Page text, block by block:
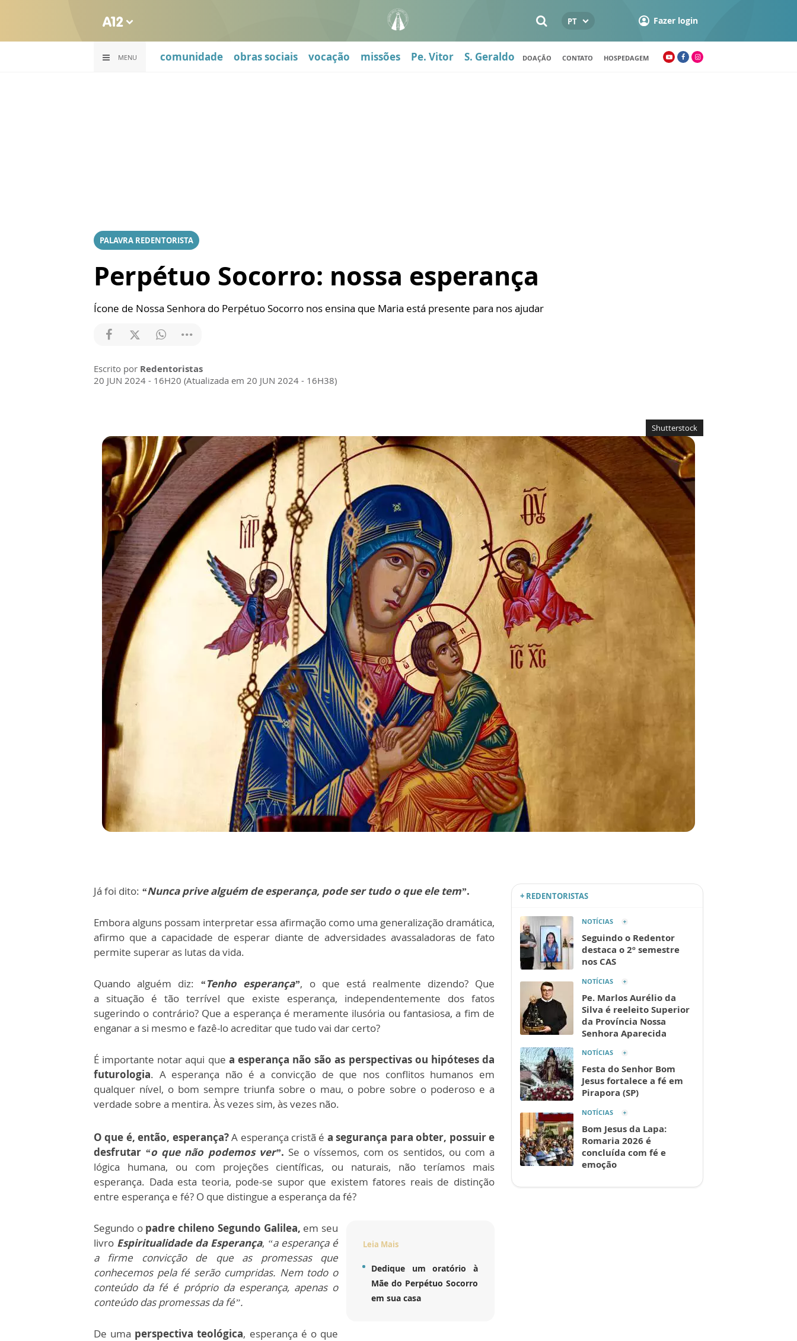
PT Fazer login
MENU comunidade obras sociais vocação missões Pe. Vitor S. Geraldo DOAÇÃO CONTATO HOSPEDAGEM
PALAVRA REDENTORISTA
Perpétuo Socorro: nossa esperança
Ícone de Nossa Senhora do Perpétuo Socorro nos ensina que Maria está presente para nos ajudar
Escrito por Redentoristas
20 JUN 2024 - 16H20 (Atualizada em 20 JUN 2024 - 16H38)
Shutterstock
Já foi dito: “Nunca prive alguém de esperança, pode ser tudo o que ele tem”.
Embora alguns possam interpretar essa afirmação como uma generalização dramática,
afirmo que a capacidade de esperar diante de adversidades avassaladoras de fato
permite superar as lutas da vida.
Quando alguém diz: “Tenho esperança”, o que está realmente dizendo? Que
a situação é tão terrível que existe esperança, independentemente dos fatos
sugerindo o contrário? Que a esperança é meramente ilusória ou fantasiosa, a fim de
enganar a si mesmo e fazê-lo acreditar que tudo vai dar certo?
É importante notar aqui que a esperança não são as perspectivas ou hipóteses da
futurologia. A esperança não é a convicção de que nos conflitos humanos em
qualquer nível, o bom sempre triunfa sobre o mau, o pobre sobre o poderoso e a
verdade sobre a mentira. Às vezes sim, às vezes não.
O que é, então, esperança?A esperança cristã é a segurança para obter, possuir e
desfrutar “o que não podemos ver”. Se o víssemos, com os sentidos, ou com a
lógica humana, ou com projeções científicas, ou naturais, não teríamos mais
esperança. Dada esta teoria, pode-se supor que existem fatores reais de distinção
entre esperança e fé? O que distingue a esperança da fé?
Leia Mais
Dedique um oratório à
Mãe do Perpétuo Socorro
em sua casa
Segundo o padre chileno Segundo Galilea, em seu
livro Espiritualidade da Esperança, “a esperança é
a firme convicção de que as promessas que
conhecemos pela fé serão cumpridas. Nem todo o
conteúdo da fé é próprio da esperança, apenas o
conteúdo das promessas da fé”.
De uma perspectiva teológica, esperança é o que
+ REDENTORISTAS
NOTÍCIAS
Seguindo o Redentor
destaca o 2º semestre
nos CAS
NOTÍCIAS
Pe. Marlos Aurélio da
Silva é reeleito Superior
da Província Nossa
Senhora Aparecida
NOTÍCIAS
Festa do Senhor Bom
Jesus fortalece a fé em
Pirapora (SP)
NOTÍCIAS
Bom Jesus da Lapa:
Romaria 2026 é
concluída com fé e
emoção